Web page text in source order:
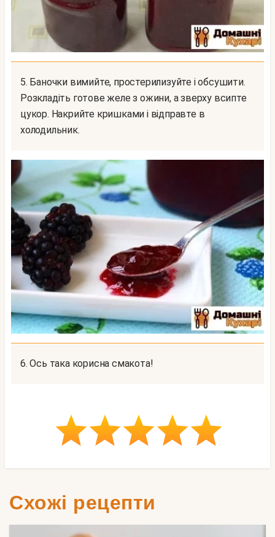
5. Баночки вимийте, простерилизуйте і обсушити.
Розкладіть готове желе з ожини, а зверху всипте
цукор. Накрийте кришками і відправте в
холодильник.
6. Ось така корисна смакота!
Схожі рецепти